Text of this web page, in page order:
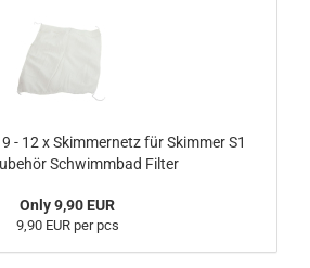
- 12 x Skimmernetz für Skimmer S1
Schwimmbad Filter
Only 9,90 EUR
9,90 EUR per pcs